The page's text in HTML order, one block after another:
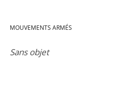
MOUVEMENTS ARMÉS
Sans objet